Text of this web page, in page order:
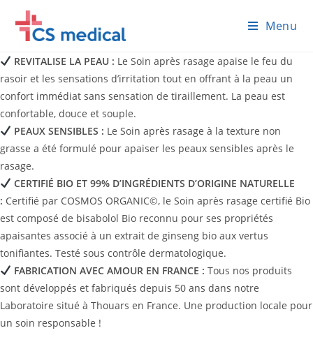
content
Menu
REVITALISE LA PEAU : Le Soin après rasage apaise le feu du
rasoir et les sensations d’irritation tout en offrant à la peau un
confort immédiat sans sensation de tiraillement. La peau est
confortable, douce et souple.
PEAUX SENSIBLES : Le Soin après rasage à la texture non
grasse a été formulé pour apaiser les peaux sensibles après le
rasage.
CERTIFIÉ BIO ET 99% D’INGRÉDIENTS D’ORIGINE NATURELLE
: Certifié par COSMOS ORGANIC©, le Soin après rasage certifié Bio
est composé de bisabolol Bio reconnu pour ses propriétés
apaisantes associé à un extrait de ginseng bio aux vertus
tonifiantes. Testé sous contrôle dermatologique.
FABRICATION AVEC AMOUR EN FRANCE : Tous nos produits
sont développés et fabriqués depuis 50 ans dans notre
Laboratoire situé à Thouars en France. Une production locale pour
un soin responsable !